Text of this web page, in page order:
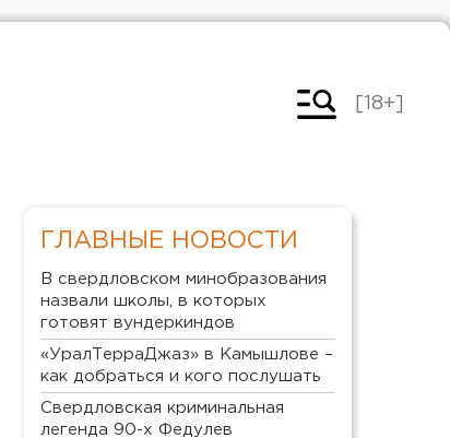
[18+]
ГЛАВНЫЕ НОВОСТИ
В свердловском минобразования
назвали школы, в которых
готовят вундеркиндов
«УралТерраДжаз» в Камышлове –
как добраться и кого послушать
Свердловская криминальная
легенда 90-х Федулев